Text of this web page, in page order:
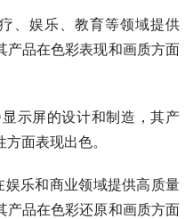
、娱乐、教育等领域提供
产品在色彩表现和画质方面
示屏的设计和制造，其产
面表现出色。
乐和商业领域提供高质量
产品在色彩还原和画质方面